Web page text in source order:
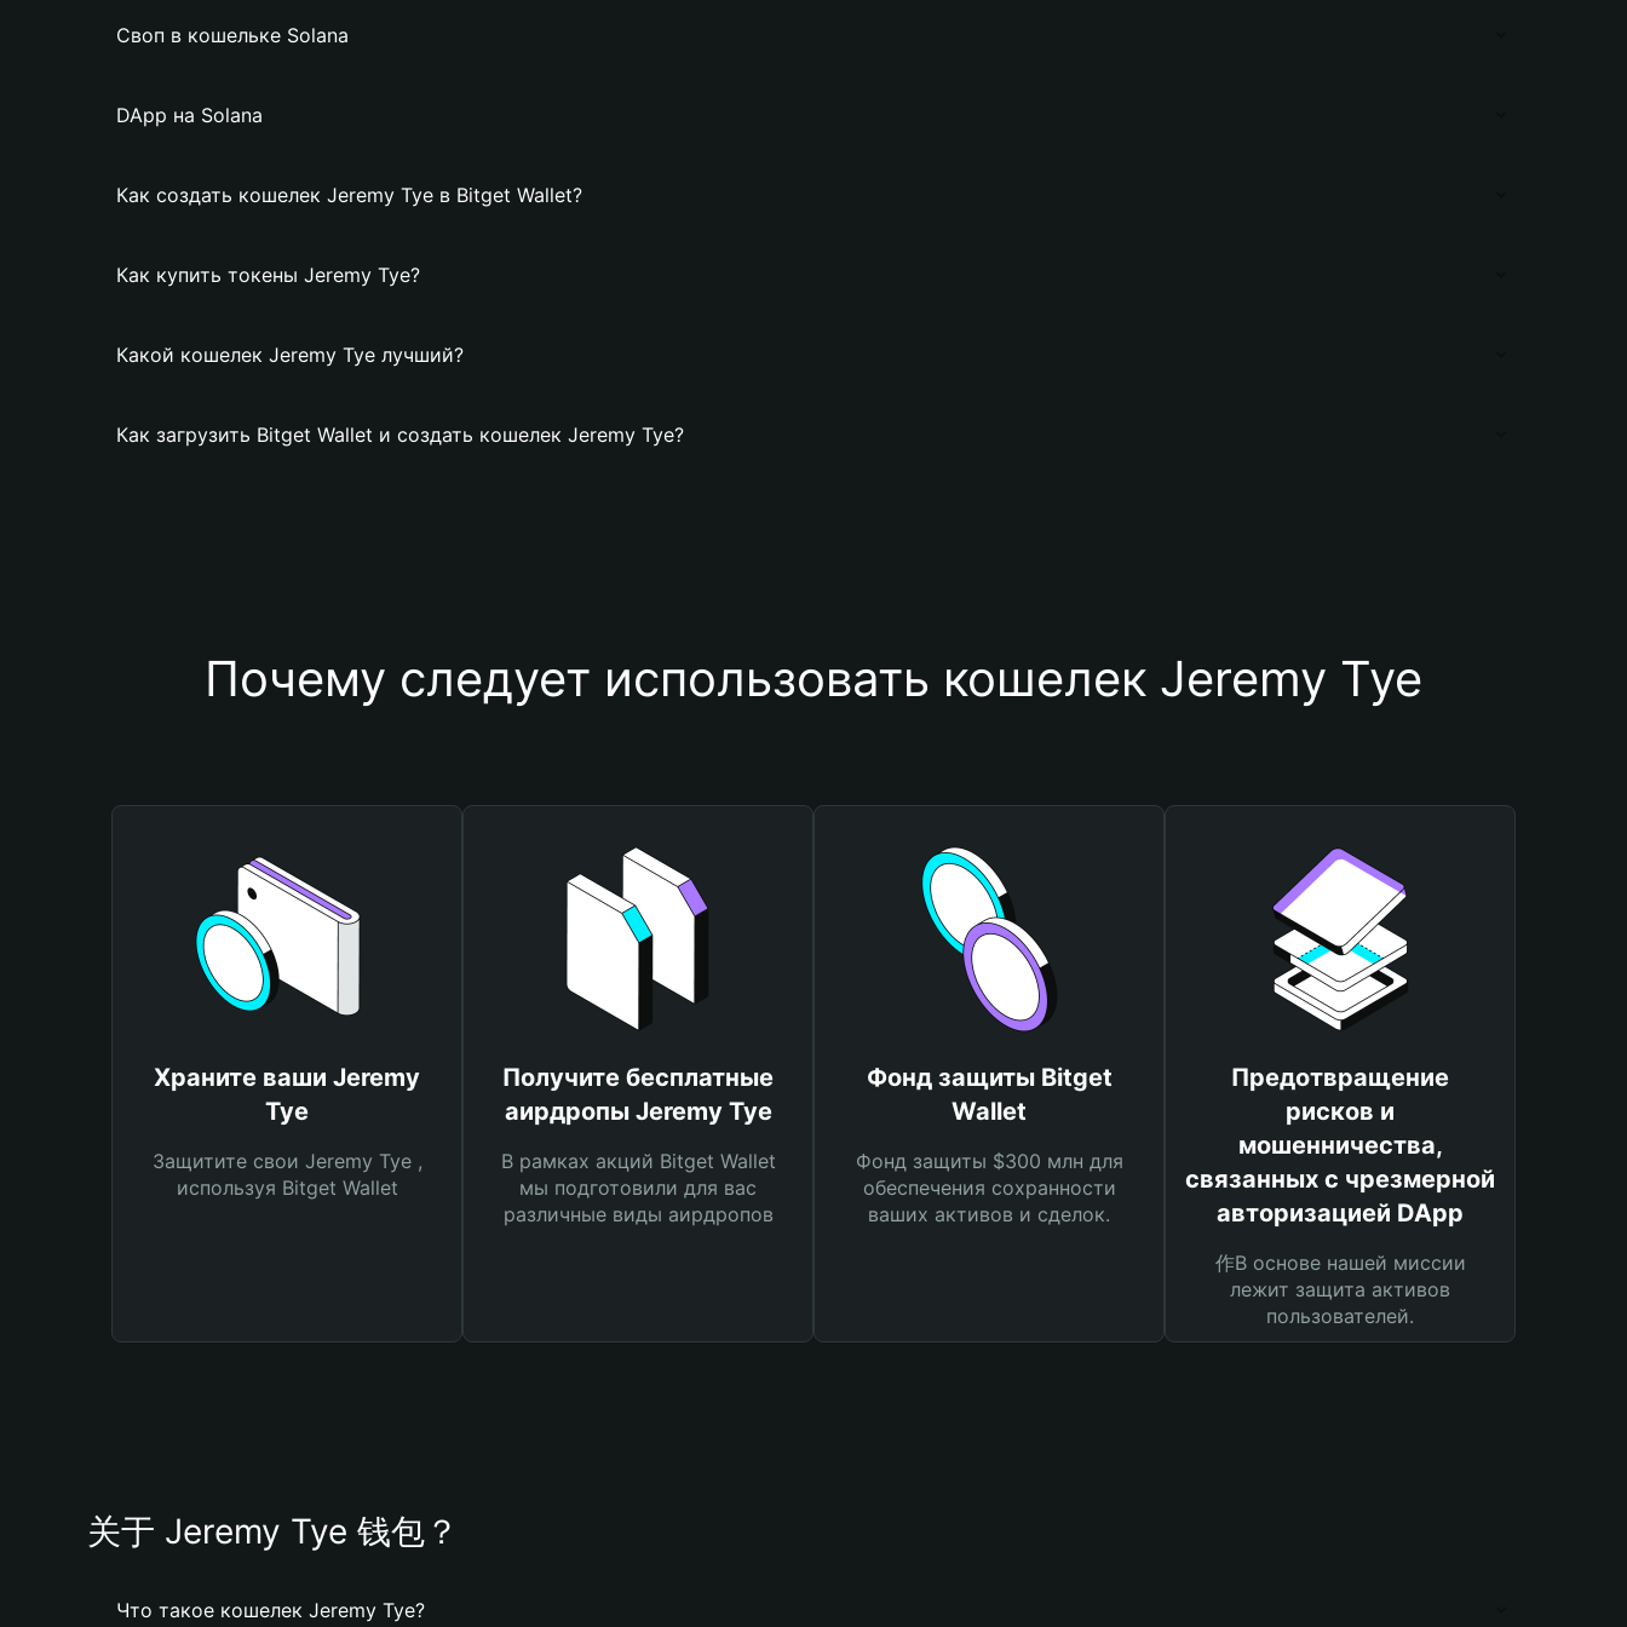
Своп в кошельке Solana
DApp на Solana
Как создать кошелек Jeremy Tye в Bitget Wallet?
Как купить токены Jeremy Tye?
Какой кошелек Jeremy Tye лучший?
Как загрузить Bitget Wallet и создать кошелек Jeremy Tye?
Почему следует использовать кошелек Jeremy Tye
Храните ваши Jeremy
Tye
Защитите свои Jeremy Tye ,
используя Bitget Wallet
Получите бесплатные
аирдропы Jeremy Tye
В рамках акций Bitget Wallet
мы подготовили для вас
различные виды аирдропов
Фонд защиты Bitget
Wallet
Фонд защиты $300 млн для
обеспечения сохранности
ваших активов и сделок.
Предотвращение
рисков и
мошенничества,
связанных с чрезмерной
авторизацией DApp
作В основе нашей миссии
лежит защита активов
пользователей.
关于 Jeremy Tye 钱包？
Что такое кошелек Jeremy Tye?